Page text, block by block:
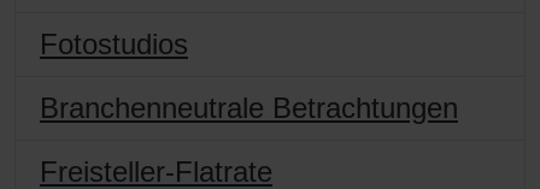
Fotostudios
Branchenneutrale Betrachtungen
Freisteller-Flatrate